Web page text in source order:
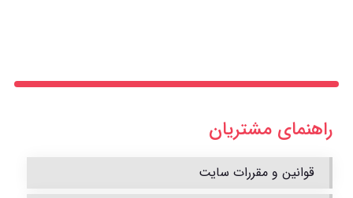
راهنمای مشتریان
قوانین و مقررات سایت